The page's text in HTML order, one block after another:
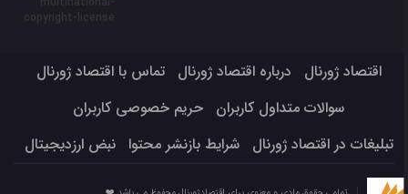
اقتصاد ژورنال درباره اقتصاد ژورنال
تماس با اقتصاد ژورنال
سوالات متداول کاربران
حریم خصوصی کاربران
تبلیغات در اقتصاد ژورنال
شرایط بازنشر محتوا نبض ارزدیجیتال